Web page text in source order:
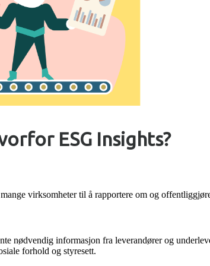
ESG Insights?
virksomheter til å rapportere om og
nødvendig informasjon fra leverandører og
forhold og styresett.